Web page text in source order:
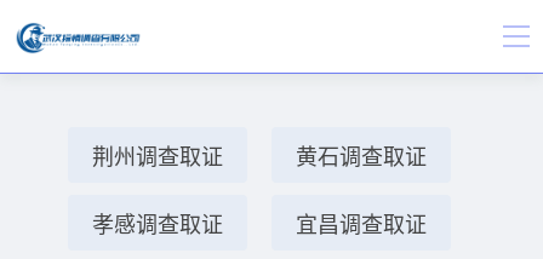
荆州调查取证 黄石调查取证
孝感调查取证 宜昌调查取证